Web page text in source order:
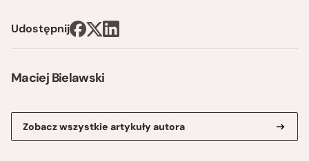
Maciej Bielawski
Zobacz wszystkie artykuły autora
Udostępnij